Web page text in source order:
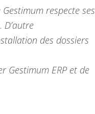
respecte ses
des dossiers
Gestimum ERP et de